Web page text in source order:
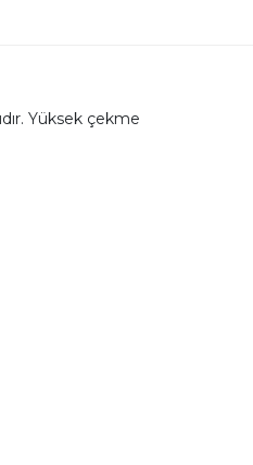
Yüksek çekme